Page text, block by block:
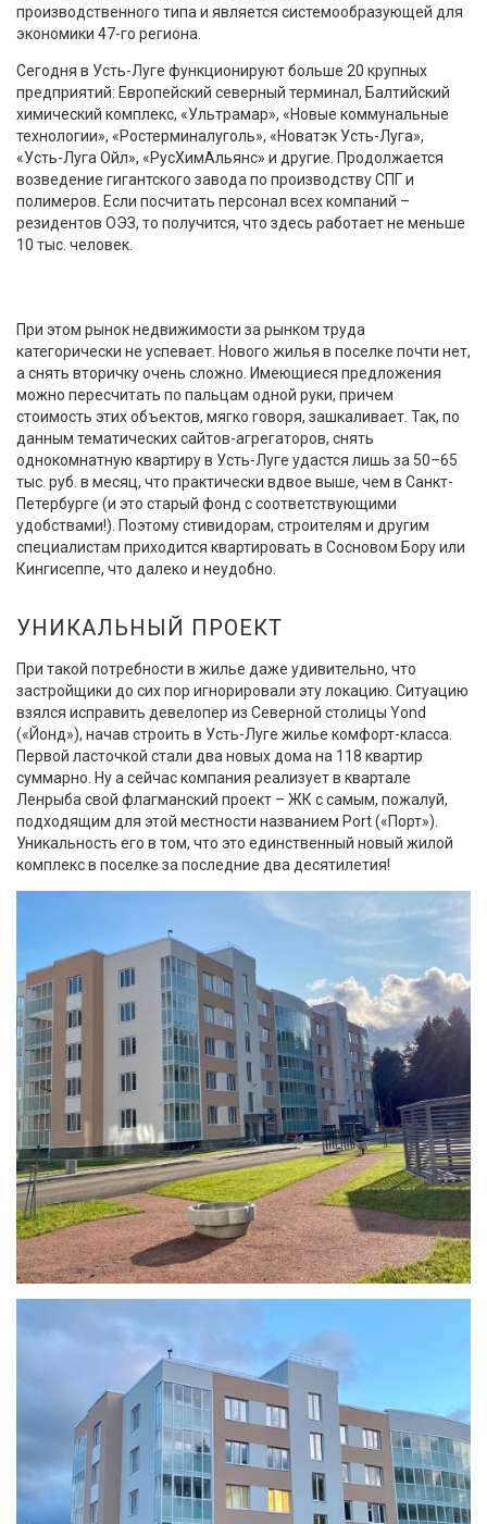
производственного типа и является системообразующей для
экономики 47-го региона.
Сегодня в Усть-Луге функционируют больше 20 крупных
предприятий: Европейский северный терминал, Балтийский
химический комплекс, «Ультрамар», «Новые коммунальные
технологии», «Ростерминалуголь», «Новатэк Усть-Луга»,
«Усть-Луга Ойл», «РусХимАльянс» и другие. Продолжается
возведение гигантского завода по производству СПГ и
полимеров. Если посчитать персонал всех компаний –
резидентов ОЭЗ, то получится, что здесь работает не меньше
10 тыс. человек.
При этом рынок недвижимости за рынком труда
категорически не успевает. Нового жилья в поселке почти нет,
а снять вторичку очень сложно. Имеющиеся предложения
можно пересчитать по пальцам одной руки, причем
стоимость этих объектов, мягко говоря, зашкаливает. Так, по
данным тематических сайтов-агрегаторов, снять
однокомнатную квартиру в Усть-Луге удастся лишь за 50–65
тыс. руб. в месяц, что практически вдвое выше, чем в Санкт-
Петербурге (и это старый фонд с соответствующими
удобствами!). Поэтому стивидорам, строителям и другим
специалистам приходится квартировать в Сосновом Бору или
Кингисеппе, что далеко и неудобно.
УНИКАЛЬНЫЙ ПРОЕКТ
При такой потребности в жилье даже удивительно, что
застройщики до сих пор игнорировали эту локацию. Ситуацию
взялся исправить девелопер из Северной столицы Yond
(«Йонд»), начав строить в Усть-Луге жилье комфорт-класса.
Первой ласточкой стали два новых дома на 118 квартир
суммарно. Ну а сейчас компания реализует в квартале
Ленрыба свой флагманский проект – ЖК с самым, пожалуй,
подходящим для этой местности названием Port («Порт»).
Уникальность его в том, что это единственный новый жилой
комплекс в поселке за последние два десятилетия!